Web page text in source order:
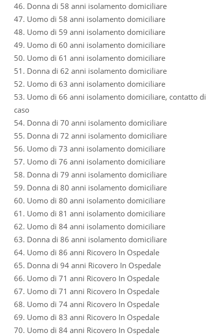
46. Donna di 58 anni isolamento domiciliare
47. Uomo di 58 anni isolamento domiciliare
48. Uomo di 59 anni isolamento domiciliare
49. Uomo di 60 anni isolamento domiciliare
50. Uomo di 61 anni isolamento domiciliare
51. Donna di 62 anni isolamento domiciliare
52. Uomo di 63 anni isolamento domiciliare
53. Uomo di 66 anni isolamento domiciliare, contatto di
caso
54. Donna di 70 anni isolamento domiciliare
55. Donna di 72 anni isolamento domiciliare
56. Uomo di 73 anni isolamento domiciliare
57. Uomo di 76 anni isolamento domiciliare
58. Donna di 79 anni isolamento domiciliare
59. Donna di 80 anni isolamento domiciliare
60. Uomo di 80 anni isolamento domiciliare
61. Uomo di 81 anni isolamento domiciliare
62. Uomo di 84 anni isolamento domiciliare
63. Donna di 86 anni isolamento domiciliare
64. Uomo di 86 anni Ricovero In Ospedale
65. Donna di 94 anni Ricovero In Ospedale
66. Uomo di 71 anni Ricovero In Ospedale
67. Uomo di 71 anni Ricovero In Ospedale
68. Uomo di 74 anni Ricovero In Ospedale
69. Uomo di 83 anni Ricovero In Ospedale
70. Uomo di 84 anni Ricovero In Ospedale